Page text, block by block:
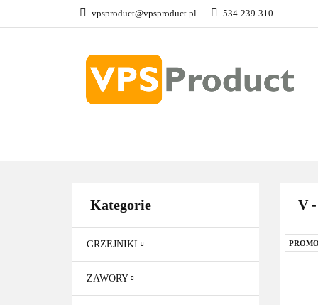
vpsproduct@vpsproduct.pl 534-239-310
GRZEJNIKI
Kategorie
GRZEJNIKI
ZAWORY
V